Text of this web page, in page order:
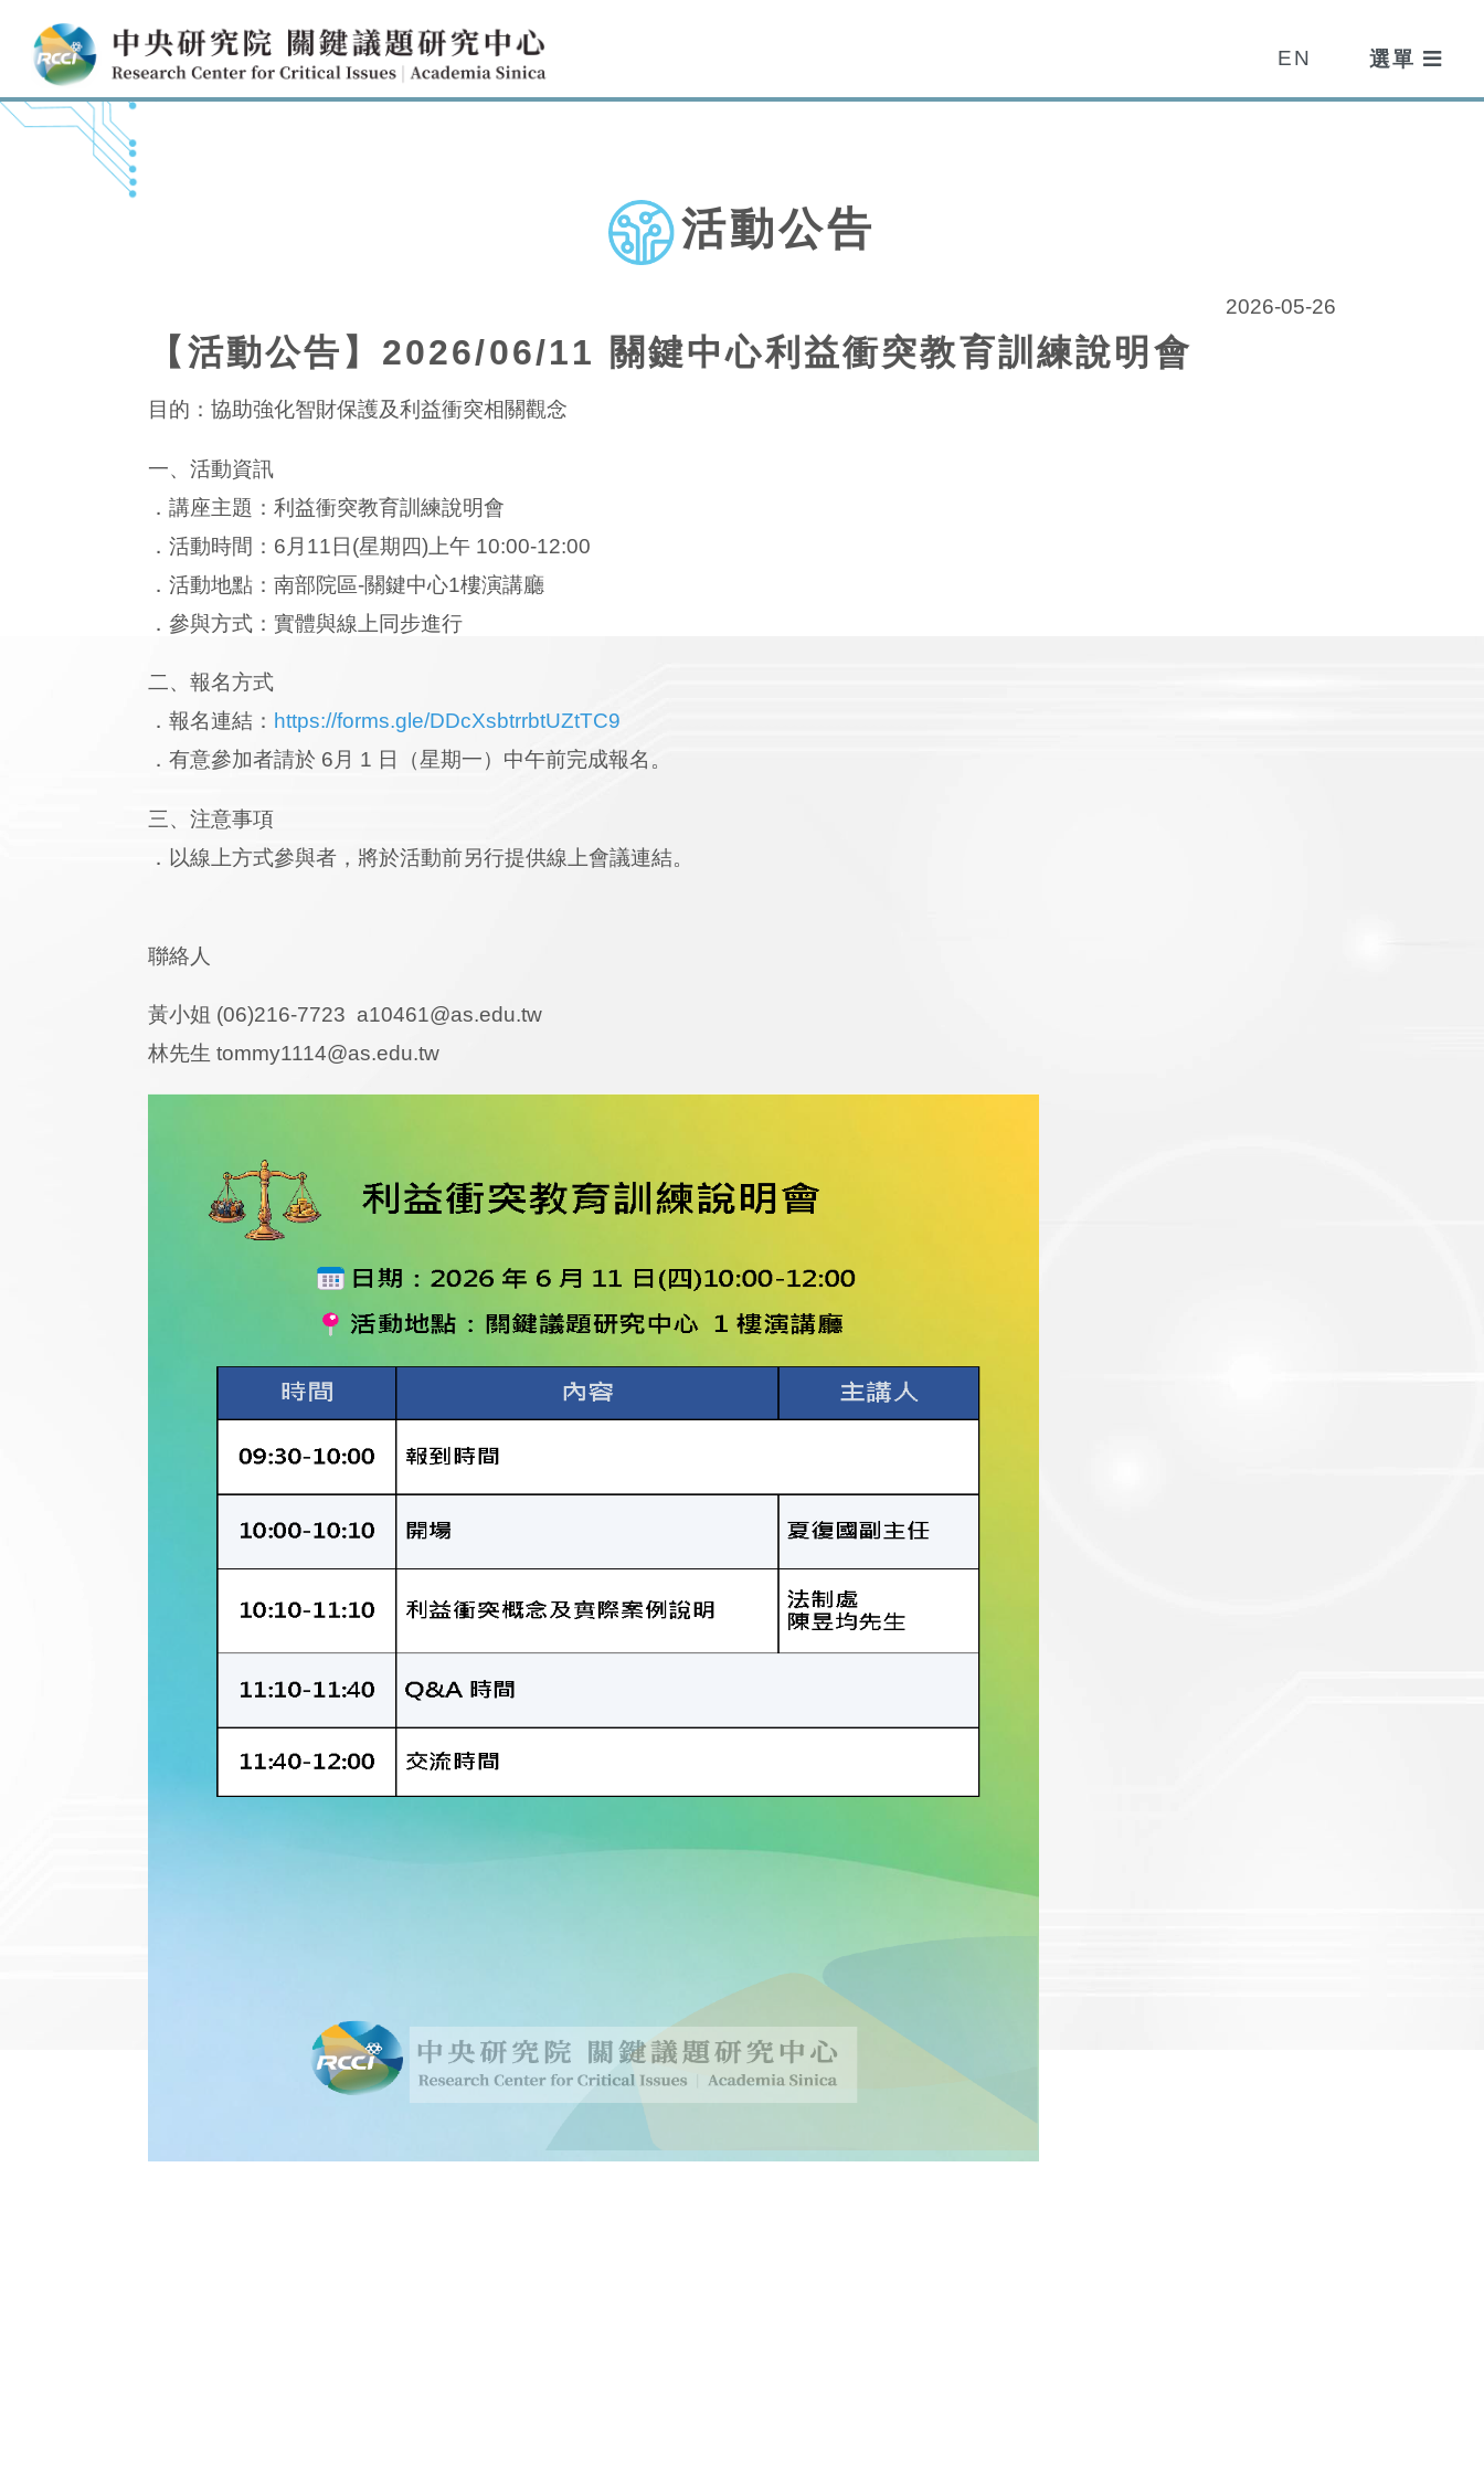
EN
活動公告
2026-05-26
【活動公告】2026/06/11 關鍵中心利益衝突教育訓練說明會
目的：協助強化智財保護及利益衝突相關觀念
一、活動資訊
．講座主題：利益衝突教育訓練說明會
．活動時間：6月11日(星期四)上午 10:00-12:00
．活動地點：南部院區-關鍵中心1樓演講廳
．參與方式：實體與線上同步進行
二、報名方式
．報名連結： https://forms.gle/DDcXsbtrrbtUZtTC9
．有意參加者請於 6月 1 日（星期一）中午前完成報名。
三、注意事項
．以線上方式參與者，將於活動前另行提供線上會議連結。
聯絡人
黃小姐 (06)216-7723 a10461@as.edu.tw
林先生 tommy1114@as.edu.tw